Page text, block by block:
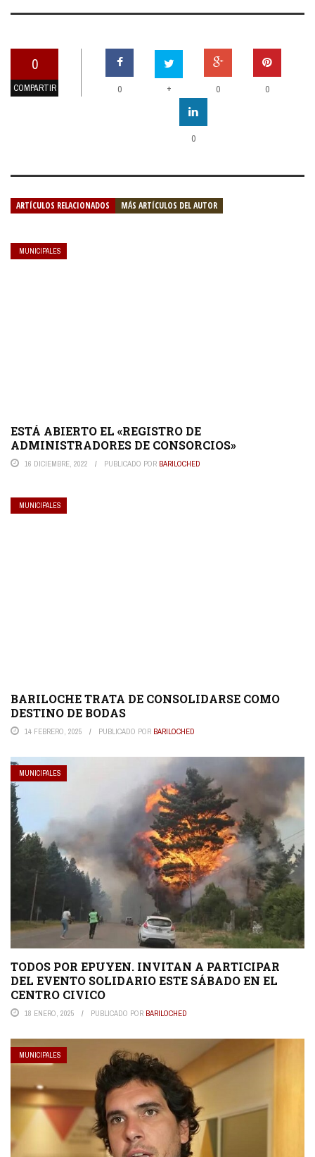
0
COMPARTIR 0 + 0 0
0
ARTÍCULOS RELACIONADOS MÁS ARTÍCULOS DEL AUTOR
MUNICIPALES
ESTÁ ABIERTO EL «REGISTRO DE
ADMINISTRADORES DE CONSORCIOS»
16 DICIEMBRE, 2022 PUBLICADO POR BARILOCHED
MUNICIPALES
BARILOCHE TRATA DE CONSOLIDARSE COMO
DESTINO DE BODAS
14 FEBRERO, 2025 PUBLICADO POR BARILOCHED
MUNICIPALES
TODOS POR EPUYEN. INVITAN A PARTICIPAR
DEL EVENTO SOLIDARIO ESTE SÁBADO EN EL
CENTRO CIVICO
18 ENERO, 2025 PUBLICADO POR BARILOCHED
MUNICIPALES